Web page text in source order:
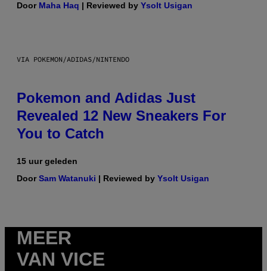
Door Maha Haq | Reviewed by Ysolt Usigan
VIA POKEMON/ADIDAS/NINTENDO
Pokemon and Adidas Just
Revealed 12 New Sneakers For
You to Catch
15 uur geleden
DoorSam Watanuki | Reviewed by Ysolt Usigan
MEER
VAN VICE